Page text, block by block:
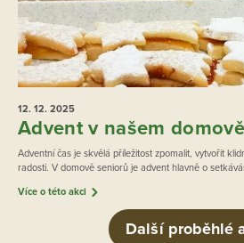
12. 12. 2025
Advent v našem domově
Adventní čas je skvělá příležitost zpomalit, vytvořit
radosti. V domově seniorů je advent hlavně o
Více o této akci
Další proběhlé